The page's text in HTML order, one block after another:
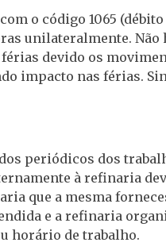
o código 1065
unilateralmente. Não
devido os
impacto nas férias.
periódicos dos
à refinaria
que a mesma
e a refinaria
horário de trabalho.